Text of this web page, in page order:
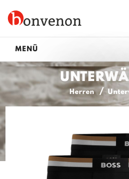
MENÜ
Herren